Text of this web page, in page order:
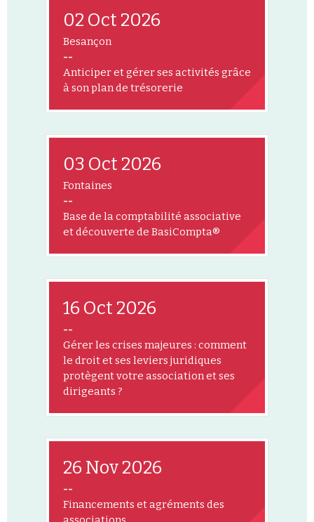
02 Oct 2026
Besançon
--
Anticiper et gérer ses activités grâce
à son plan de trésorerie
03 Oct 2026
Fontaines
--
Base de la comptabilité associative
et découverte de BasiCompta®
16 Oct 2026
--
Gérer les crises majeures : comment
le droit et ses leviers juridiques
protègent votre association et ses
dirigeants ?
26 Nov 2026
--
Financements et agréments des